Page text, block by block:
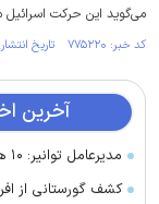
می‌گوید این حرکت اسرائیل
کد خبر: ۷۷۵۲۲۰ تاریخ انتشار : ۱۴۰۱/۰۳/۱۶
آخرین
مدیرعامل توانیر: ۱۰ هزار ماینر جمع‌آوری شد
کشف گورستانی از